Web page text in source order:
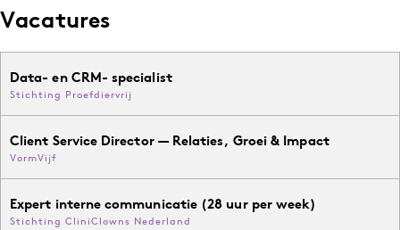
Vacatures
Data- en CRM- specialist
Stichting Proefdiervrij
Client Service Director — Relaties, Groei & Impact
VormVijf
Expert interne communicatie (28 uur per week)
Stichting CliniClowns Nederland